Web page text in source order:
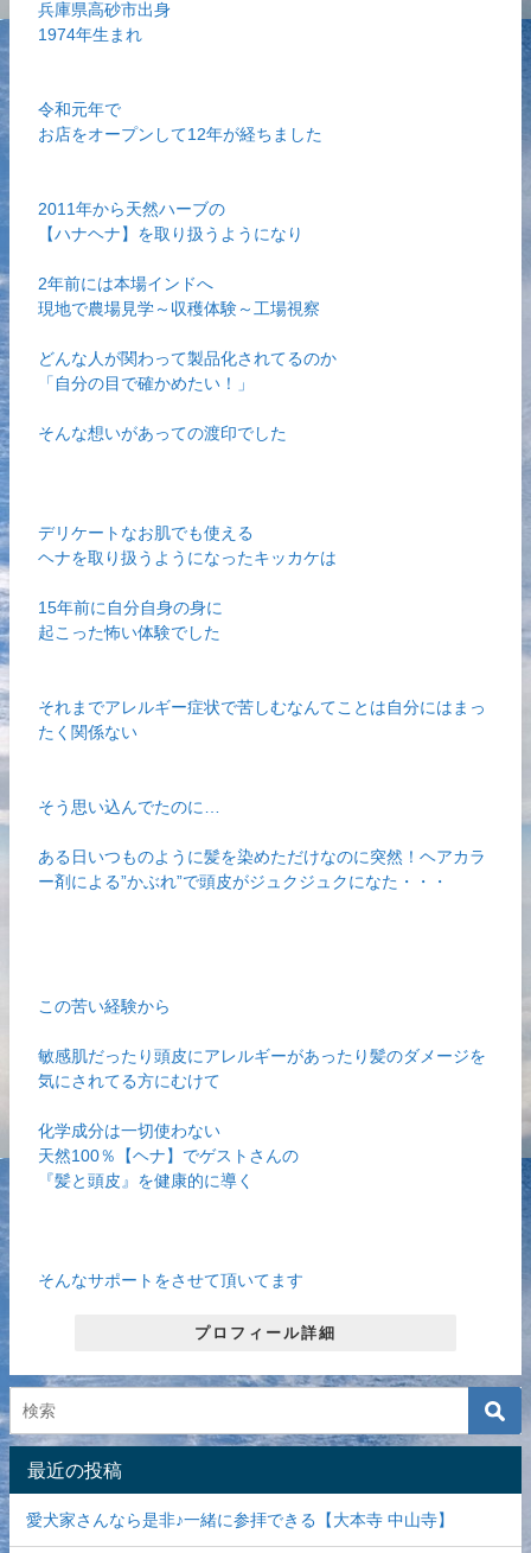
兵庫県高砂市出身
1974年生まれ
令和元年で
お店をオープンして12年が経ちました
2011年から天然ハーブの
【ハナヘナ】を取り扱うようになり
2年前には本場インドへ
現地で農場見学～収穫体験～工場視察
どんな人が関わって製品化されてるのか
「自分の目で確かめたい！」
そんな想いがあっての渡印でした
デリケートなお肌でも使える
ヘナを取り扱うようになったキッカケは
15年前に自分自身の身に
起こった怖い体験でした
それまでアレルギー症状で苦しむなんてことは自分にはまっ
たく関係ない
そう思い込んでたのに…
ある日いつものように髪を染めただけなのに突然！ヘアカラ
ー剤による”かぶれ”で頭皮がジュクジュクになた・・・
この苦い経験から
敏感肌だったり頭皮にアレルギーがあったり髪のダメージを
気にされてる方にむけて
化学成分は一切使わない
天然100％【ヘナ】でゲストさんの
『髪と頭皮』を健康的に導く
そんなサポートをさせて頂いてます
プロフィール詳細
最近の投稿
愛犬家さんなら是非♪一緒に参拝できる【大本寺 中山寺】